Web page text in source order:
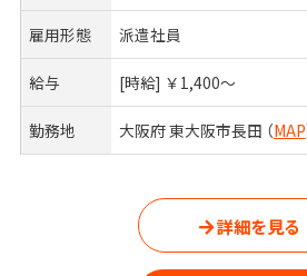
雇用形態 派遣社員
給与 [時給] ￥1,400〜
勤務地 大阪府 東大阪市長田 （MAP
詳細を見る